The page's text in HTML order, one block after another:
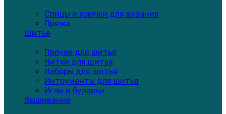
Спицы и крючки для вязания
Пряжа
Шитье
Прочее для шитья
Нитки для шитья
Наборы для шитья
Интрументы для шитья
Иглы и булавки
Вышивание